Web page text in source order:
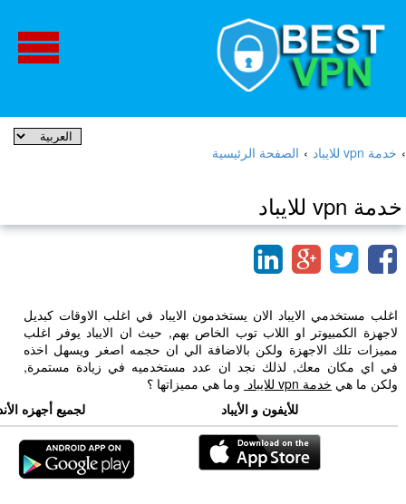
الصفحة الرئيسية › خدمة vpn للايباد ›
خدمة vpn للايباد
اغلب مستخدمي الايباد الان يستخدمون الايباد في اغلب الاوقات كبديل
لاجهزة الكمبيوتر او اللاب توب الخاص بهم, حيث ان الايباد يوفر اغلب
مميزات تلك الاجهزة ولكن بالاضافة الي ان حجمه اصغر ويسهل اخذه
في اي مكان معك, لذلك نجد ان عدد مستخدميه في زيادة مستمرة,
ولكن ما هي خدمة vpn للايباد
وما هي مميزاتها ؟
للأيفون و الأيباد
لجميع أجهزه